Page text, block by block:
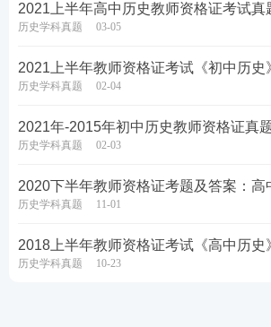
2021上半年高中历史教师资格证考试真
历史学科真题 03-05
2021上半年教师资格证考试《初中历史
历史学科真题 02-04
2021年-2015年初中历史教师资格证真
历史学科真题 02-03
2020下半年教师资格证考题及答案：高
历史学科真题 11-01
2018上半年教师资格证考试《高中历史
历史学科真题 10-23